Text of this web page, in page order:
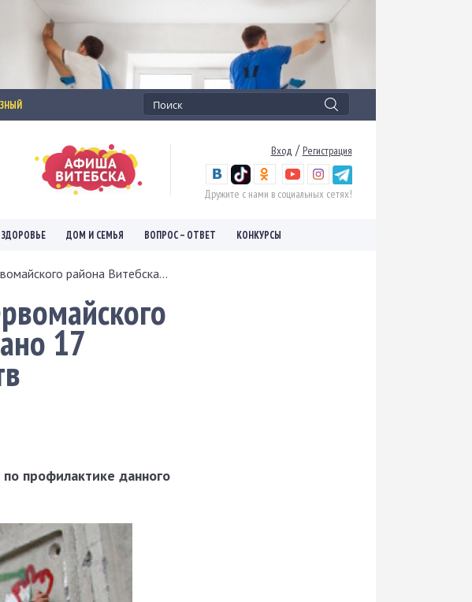
Вход / Регистрация
Дружите с нами в социальных сетях!
ЗДОРОВЬЕ ДОМ И СЕМЬЯ ВОПРОС – ОТВЕТ КОНКУРСЫ
района Витебска...
17
профилактике данного